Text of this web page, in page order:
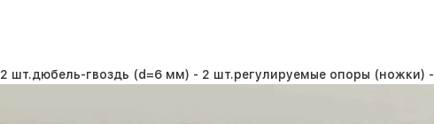
2 шт.дюбель-гвоздь (d=6 мм) - 2 шт.регулируемые опоры (ножки) -